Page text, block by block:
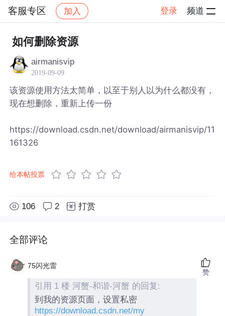
客服专区 加入 登录 频道
社区 客服专区
如何删除资源
airmanisvip
2019-09-09
该资源使用方法太简单，以至于别人以为什么都没有，
现在想删除，重新上传一份
https://download.csdn.net/download/airmanisvip/11
161326
给本帖投票
106 2 打赏
全部评论
75闪光雷
引用 1 楼 河蟹-和谐-河蟹 的回复:
到我的资源页面，设置私密
https://download.csdn.net/my
赞